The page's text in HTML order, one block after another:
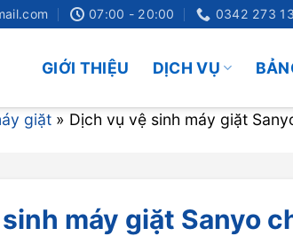
07:00 - 20:00 0342 273
GIỚI THIỆU DỊCH VỤ
giặt » Dịch vụ vệ sinh máy giặt
máy giặt Sanyo